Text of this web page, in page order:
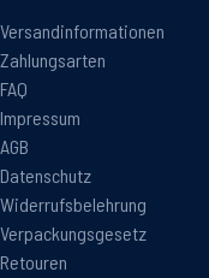
Versandinformationen
Zahlungsarten
FAQ
Impressum
AGB
Datenschutz
Widerrufsbelehrung
Verpackungsgesetz
Retouren